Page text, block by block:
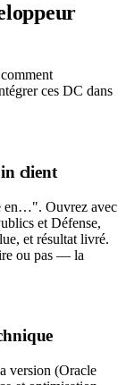
ces DC dans
client
en…". Ouvrez avec
et Défense,
et résultat livré.
ou pas — la
version (Oracle